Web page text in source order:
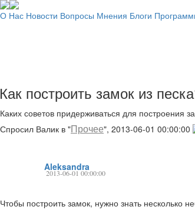
О Нас Новости Вопросы Мнения Блоги
Как построить замок из
Каких советов придерживаться для построения
Спросил Валик в "Прочее", 2013-06-01 00:00:00
Aleksandra
2013-06-01 00:00:00
Чтобы построить замок, нужно знать несколько